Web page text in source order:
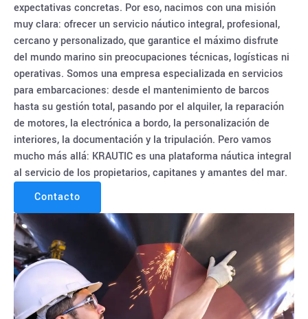
expectativas concretas. Por eso, nacimos con una misión
muy clara: ofrecer un servicio náutico integral, profesional,
cercano y personalizado, que garantice el máximo disfrute
del mundo marino sin preocupaciones técnicas, logísticas ni
operativas. Somos una empresa especializada en servicios
para embarcaciones: desde el mantenimiento de barcos
hasta su gestión total, pasando por el alquiler, la reparación
de motores, la electrónica a bordo, la personalización de
interiores, la documentación y la tripulación. Pero vamos
mucho más allá: KRAUTIC es una plataforma náutica integral
al servicio de los propietarios, capitanes y amantes del mar.
Contacto